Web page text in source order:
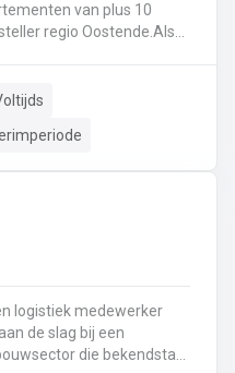
van plus 10
regio Oostende.Als
worden voor:
van
voor jou. Je weet de
aanpakken. Dan is dit zeker de job voor jou!
logistiek medewerker
de slag bij een
die bekendstaat